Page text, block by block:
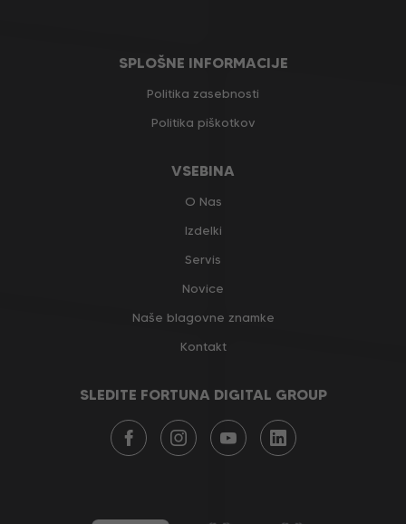
SPLOŠNE INFORMACIJE
Politika zasebnosti
Politika piškotkov
VSEBINA
O Nas
Izdelki
Servis
Novice
Naše blagovne znamke
Kontakt
SLEDITE FORTUNA DIGITAL GROUP